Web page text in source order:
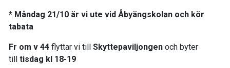
* Måndag 21/10 är vi ute vid Åbyängskolan och kör
tabata
Fr om v 44 flyttar vi till Skyttepaviljongen och byter
till tisdag kl 18-19